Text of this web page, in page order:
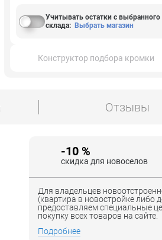
Учитывать остатки с выбранного
склада: Выбрать магазин
Конструктор подбора кромки
Отзывы
-10 %
скидка для новоселов
Для владельцев
(квартира в новостройке либо
предоставляем специальные
покупку всех товаров на сайте.
Подробнее